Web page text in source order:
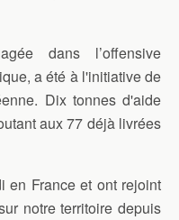
dans l’offensive
a été à l'initiative de
Dix tonnes d'aide
aux 77 déjà livrées
en France et ont rejoint
notre territoire depuis